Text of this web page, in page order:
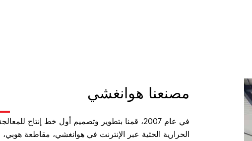
مصنعنا هوانغشي
في عام 2007، قمنا بتطوير وتصميم أول خط إنتاج
الحرارية الحثية عبر الإنترنت في هوانغشي، مقاطعة هوبي،